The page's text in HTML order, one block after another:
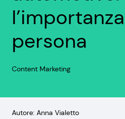
persona
Content Marketing
Autore: Anna Vialetto